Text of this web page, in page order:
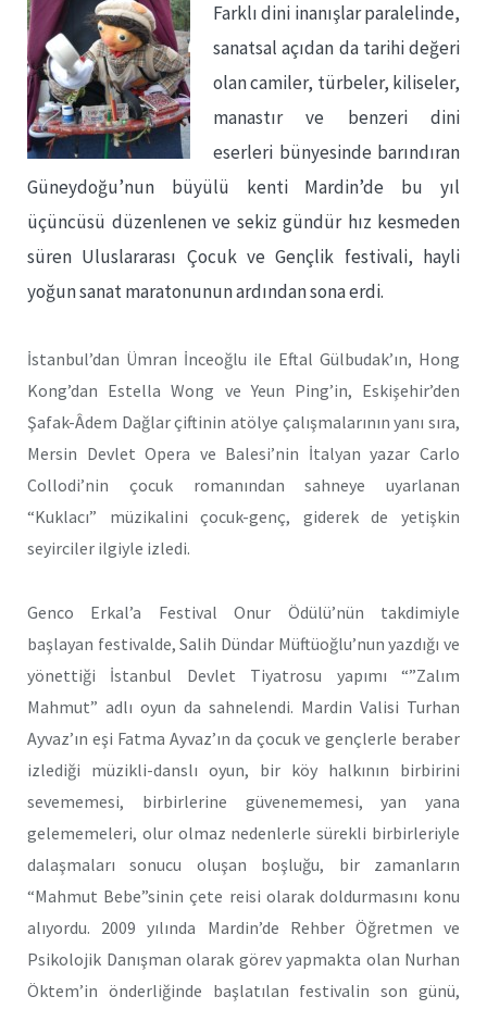
Farklı dini inanışlar paralelinde,
sanatsal açıdan da tarihi değeri
olan camiler, türbeler, kiliseler,
manastır ve benzeri dini
eserleri bünyesinde barındıran
Güneydoğu’nun büyülü kenti Mardin’de bu yıl
üçüncüsü düzenlenen ve sekiz gündür hız kesmeden
süren Uluslararası Çocuk ve Gençlik festivali, hayli
yoğun sanat maratonunun ardından sona erdi.
İstanbul’dan Ümran İnceoğlu ile Eftal Gülbudak’ın, Hong
Kong’dan Estella Wong ve Yeun Ping’in, Eskişehir’den
Şafak-Âdem Dağlar çiftinin atölye çalışmalarının yanı sıra,
Mersin Devlet Opera ve Balesi’nin İtalyan yazar Carlo
Collodi’nin çocuk romanından sahneye uyarlanan
“Kuklacı” müzikalini çocuk-genç, giderek de yetişkin
seyirciler ilgiyle izledi.
Genco Erkal’a Festival Onur Ödülü’nün takdimiyle
başlayan festivalde, Salih Dündar Müftüoğlu’nun yazdığı ve
yönettiği İstanbul Devlet Tiyatrosu yapımı “”Zalım
Mahmut” adlı oyun da sahnelendi. Mardin Valisi Turhan
Ayvaz’ın eşi Fatma Ayvaz’ın da çocuk ve gençlerle beraber
izlediği müzikli-danslı oyun, bir köy halkının birbirini
sevememesi, birbirlerine güvenememesi, yan yana
gelememeleri, olur olmaz nedenlerle sürekli birbirleriyle
dalaşmaları sonucu oluşan boşluğu, bir zamanların
“Mahmut Bebe”sinin çete reisi olarak doldurmasını konu
alıyordu. 2009 yılında Mardin’de Rehber Öğretmen ve
Psikolojik Danışman olarak görev yapmakta olan Nurhan
Öktem’in önderliğinde başlatılan festivalin son günü,